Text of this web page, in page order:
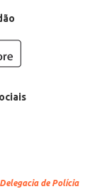
de Polícia